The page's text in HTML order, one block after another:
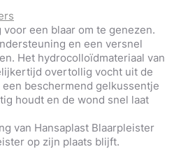
een blaar om te genezen.
en een versnel
Het hydrocolloïdmateriaal van
overtollig vocht uit de
beschermend gelkussentje
houdt en de wond snel laat
van Hansaplast Blaarpleister
op zijn plaats blijft.